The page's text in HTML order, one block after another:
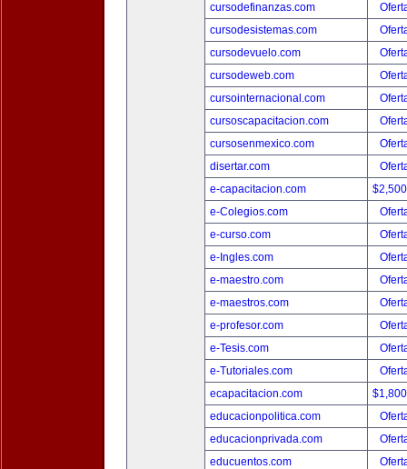
cursodefinanzas.com
cursodesistemas.com
cursodevuelo.com
cursodeweb.com
cursointernacional.com
cursoscapacitacion.com
cursosenmexico.com
disertar.com
e-capacitacion.com
e-Colegios.com
e-curso.com
e-Ingles.com
e-maestro.com
e-maestros.com
e-profesor.com
e-Tesis.com
e-Tutoriales.com
ecapacitacion.com
educacionpolitica.com
educacionprivada.com
educuentos.com